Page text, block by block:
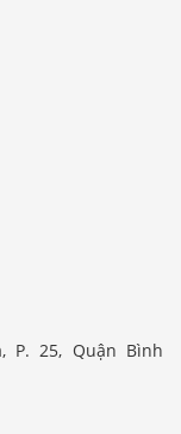
P. 25, Quận Bình